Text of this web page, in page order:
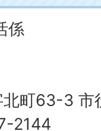
係
町63-3 市
2144